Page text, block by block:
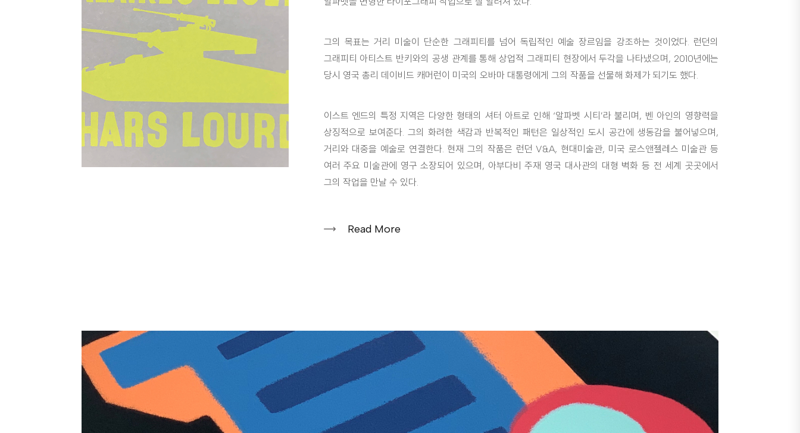
그의 목표는 거리 미술이 단순한 그래피티를 넘어 독립적인 예술 장르임을 강조하는 것이었다. 런던의
그래피티 아티스트 반키와의 공생 관계를 통해 상업적 그래피티 현장에서 두각을 나타냈으며, 2010년에는
당시 영국 총리 데이비드 캐머런이 미국의 오바마 대통령에게 그의 작품을 선물해 화제가 되기도 했다.
이스트 엔드의 특정 지역은 다양한 형태의 셔터 아트로 인해 ‘알파벳 시티’라 불리며, 벤 아인의 영향력을
상징적으로 보여준다. 그의 화려한 색감과 반복적인 패턴은 일상적인 도시 공간에 생동감을 불어넣으며,
거리와 대중을 예술로 연결한다. 현재 그의 작품은 런던 V&A, 현대미술관, 미국 로스앤젤레스 미술관 등
여러 주요 미술관에 영구 소장되어 있으며, 아부다비 주재 영국 대사관의 대형 벽화 등 전 세계 곳곳에서
그의 작업을 만날 수 있다.
Read More